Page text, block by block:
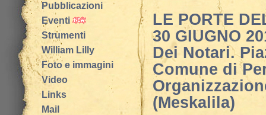
LE PORTE
30 GIUGNO
Dei Notari.
Comune di
(Meskalila)
Pubblicazioni
Eventi
Strumenti
William Lilly
Foto e immagini
Video
Links
Mail